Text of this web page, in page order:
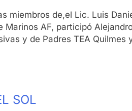
miembros de,el Lic. Luis
Marinos AF, participó
y de Padres TEA Quilmes
SOL